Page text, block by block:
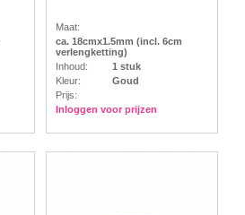
Maat:
ca. 18cmx1.5mm (incl. 6cm
verlengketting)
Inhoud:
1 stuk
Kleur:
Goud
Prijs:
Inloggen voor prijzen